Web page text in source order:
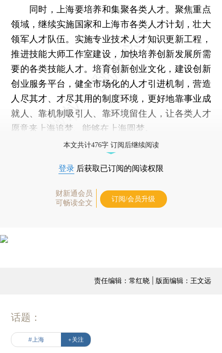
同时，上海要培养和集聚各类人才。聚焦重点
领域，继续实施国家和上海市各类人才计划，壮大
领军人才队伍。实施专业技术人才知识更新工程，
推进技能大师工作室建设，加快培养创新发展所需
要的各类技能人才。培育创新创业文化，建设创新
创业服务平台，健全市场化的人才引进机制，营造
人尽其才、才尽其用的制度环境，更好地靠事业成
就人、靠机制吸引人、靠环境留住人，让各类人才
愿意来上海追梦、能够在上海圆梦。
本文共计476字 订阅后继续阅读
登录 后获取已订阅的阅读权限
财新通会员
可畅读全文
订阅/会员升级
责任编辑：常红晓 | 版面编辑：王文远
话题：
#上海 +关注